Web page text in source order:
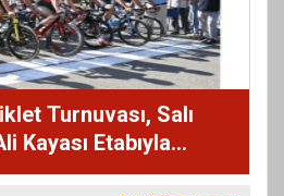
Turnuvası, Salı
Kayası Etabıyla